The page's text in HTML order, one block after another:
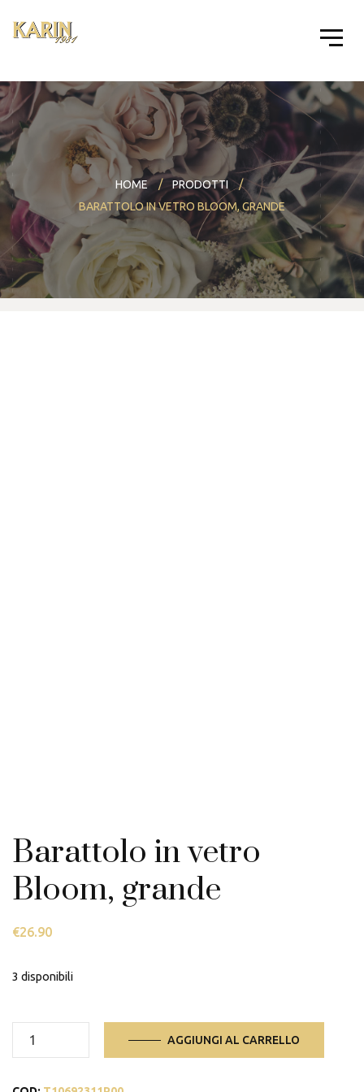
HOME
PRODOTTI
BARATTOLO IN VETRO BLOOM, GRANDE
Barattolo in vetro
Bloom, grande
€26.90
3 disponibili
Barattolo
AGGIUNGI AL CARRELLO